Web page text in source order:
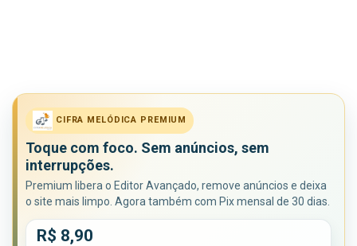
CIFRA MELÓDICA PREMIUM
Toque com foco. Sem anúncios, sem
interrupções.
Premium libera o Editor Avançado, remove anúncios e deixa
o site mais limpo. Agora também com Pix mensal de 30 dias.
R$ 8,90